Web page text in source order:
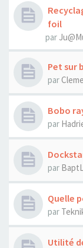
foil
par
Pet sur
par
Bobo
par
par
Quelle
par
Utilité